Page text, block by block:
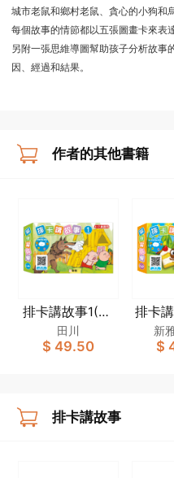
城市老鼠和鄉村老鼠、貪心的小狗和
每個故事的情節都以五張圖畫卡來表
另附一張思維導圖幫助孩子分析故事
因、經過和結果。
作者的其他書籍
排卡講故事1(修
訂版)
田川
$ 49.50
排卡
新
$
排卡講故事